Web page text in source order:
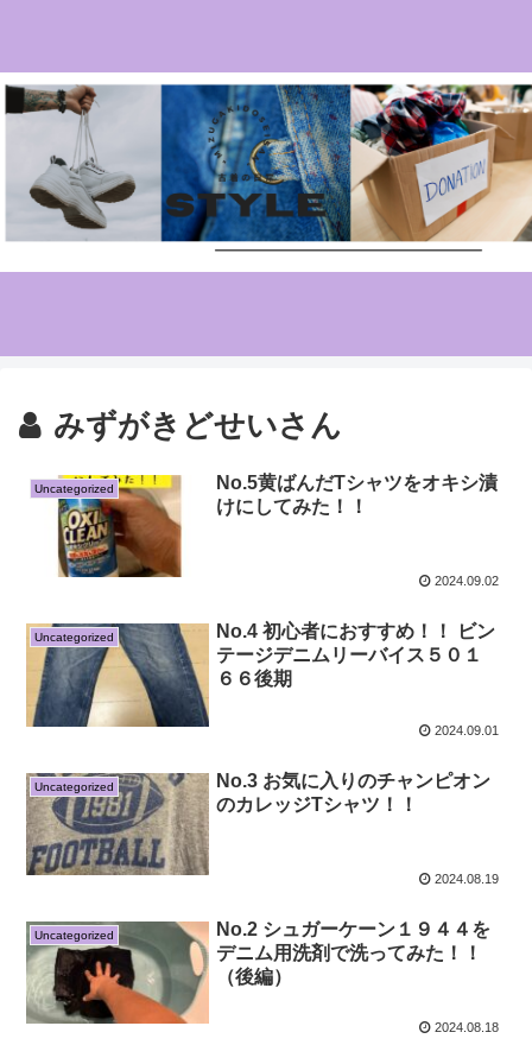
みずがきどせいさん
Uncategorized
No.5黄ばんだTシャツをオキシ漬
けにしてみた！！
2024.09.02
Uncategorized
No.4 初心者におすすめ！！ ビン
テージデニムリーバイス５０１
６６後期
2024.09.01
Uncategorized
No.3 お気に入りのチャンピオン
のカレッジTシャツ！！
2024.08.19
Uncategorized
No.2 シュガーケーン１９４４を
デニム用洗剤で洗ってみた！！
（後編）
2024.08.18